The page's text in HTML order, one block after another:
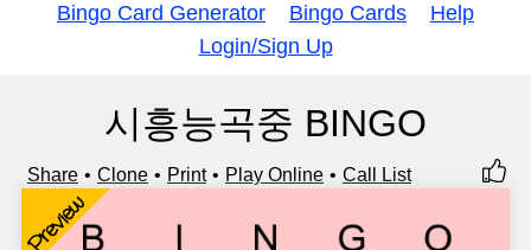
Bingo Card Generator Bingo Cards
Help
Login/Sign Up
시흥능곡중 BINGO
Share Clone Print Play Online Call List
Preview